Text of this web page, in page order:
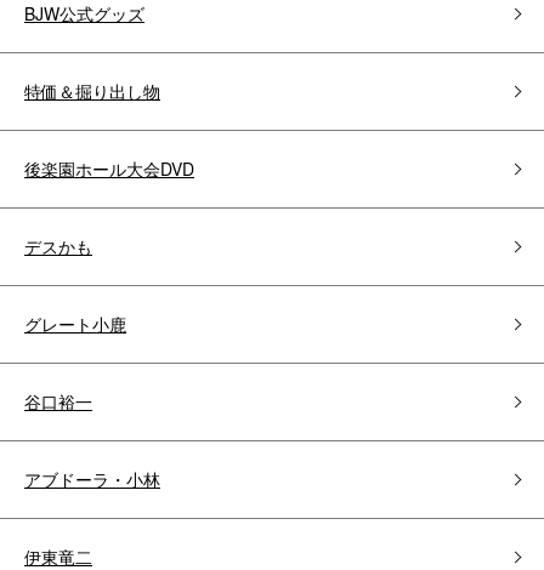
BJW公式グッズ
特価＆掘り出し物
後楽園ホール大会DVD
デスかも
グレート小鹿
谷口裕一
アブドーラ・小林
伊東竜二